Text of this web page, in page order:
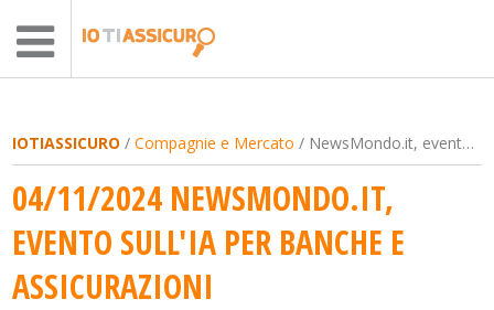
IOTIASSICURO /Compagnie e Mercato / NewsMondo.it, evento sull'Ia per banche e assicurazioni
04/11/2024 NEWSMONDO.IT,
EVENTO SULL'IA PER BANCHE E
ASSICURAZIONI